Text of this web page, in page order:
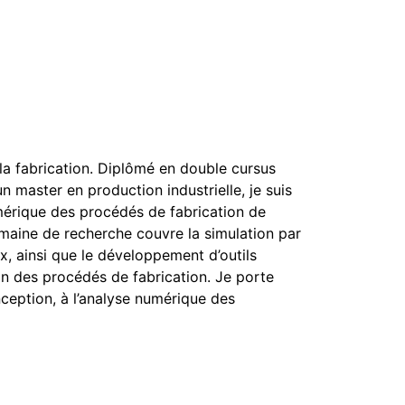
fabrication. Diplômé en double cursus
master en production industrielle, je suis
des procédés de fabrication de
de recherche couvre la simulation par
ainsi que le développement d’outils
des procédés de fabrication. Je porte
à l’analyse numérique des